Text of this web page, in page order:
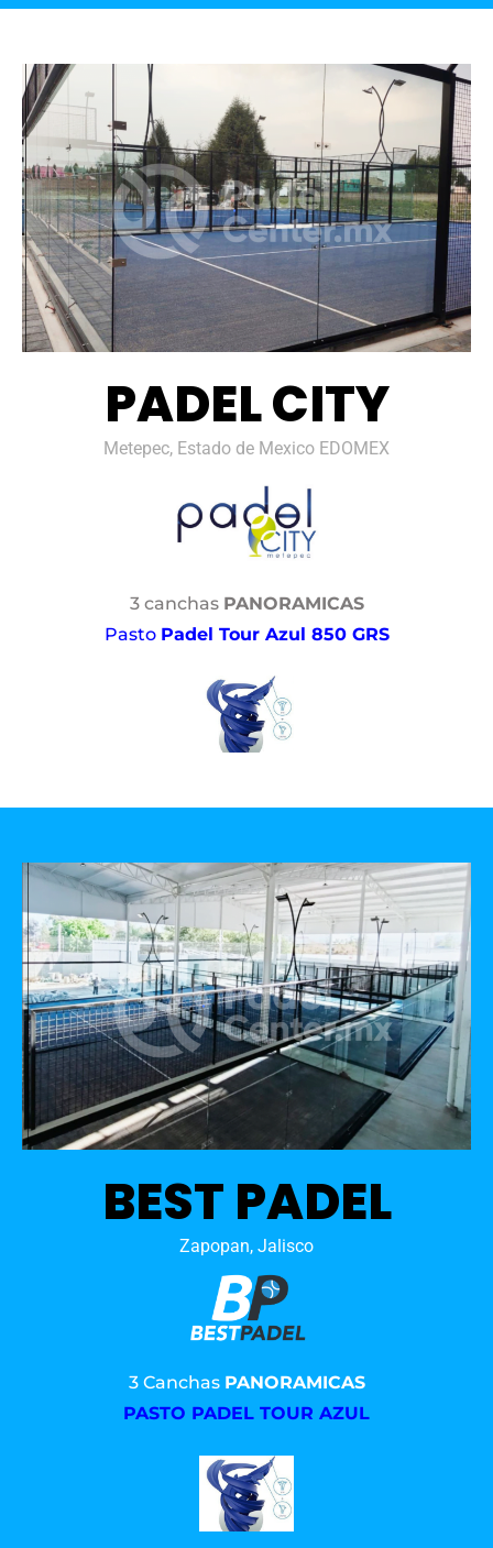
PADEL CITY
Metepec, Estado de Mexico EDOMEX
3 canchas PANORAMICAS
Pasto Padel Tour Azul 850 GRS
BEST PADEL
Zapopan, Jalisco
3 Canchas PANORAMICAS
PASTO PADEL TOUR AZUL